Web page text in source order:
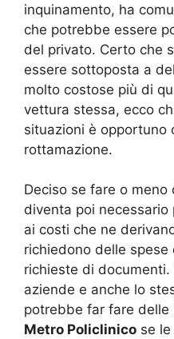
inquinamento, ha
che potrebbe essere
del privato. Certo che
essere sottoposta a
molto costose più di
vettura stessa, ecco
situazioni è opportuno
rottamazione.
Deciso se fare o meno
diventa poi necessario
ai costi che ne
richiedono delle
richieste di
aziende e anche lo
potrebbe far fare delle
Metro Policlinico se